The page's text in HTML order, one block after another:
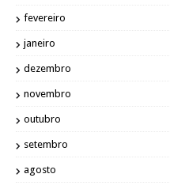
fevereiro
janeiro
dezembro
novembro
outubro
setembro
agosto